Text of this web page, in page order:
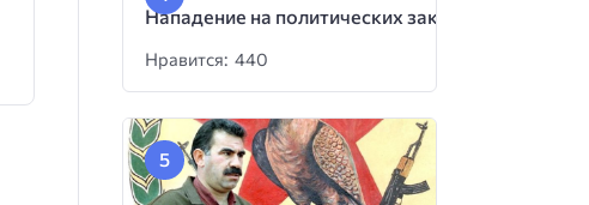
Нападение на политических заключенных
Нравится: 440